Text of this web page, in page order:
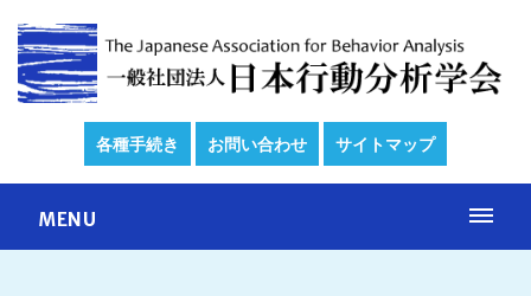
各種手続き お問い合わせ サイトマップ
MENU